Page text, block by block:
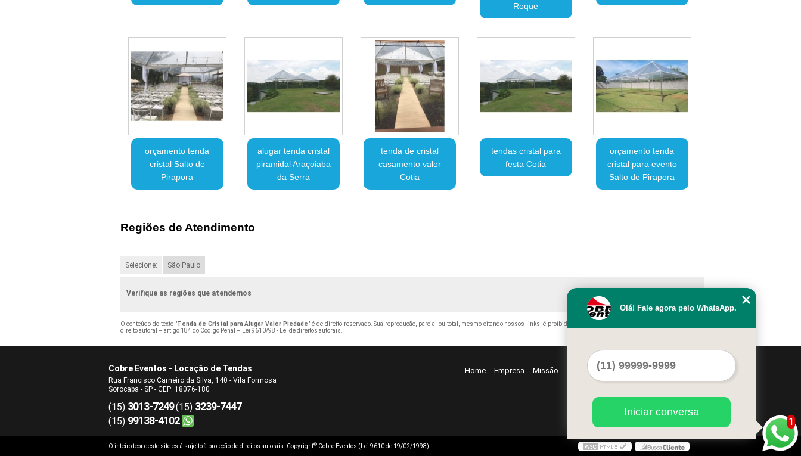
Roque
orçamento tenda
cristal Salto de
Pirapora
alugar tenda cristal
piramidal Araçoiaba
da Serra
tenda de cristal
casamento valor
Cotia
tendas cristal para
festa Cotia
orçamento tenda
cristal para evento
Salto de Pirapora
Regiões de Atendimento
Selecione: São Paulo
Verifique as regiões que atendemos
O conteúdo do texto "Tenda de Cristal para Alugar Valor Piedade" é de direito reservado. Sua reprodução, parcial ou total, mesmo citando nossos links, é proibida sem a autorização do autor. Crime de violação de
direito autoral – artigo 184 do Código Penal – Lei 9610/98 - Lei de direitos autorais.
Cobre Eventos - Locação de Tendas
Rua Francisco Carneiro da Silva, 140 - Vila Formosa
Sorocaba - SP - CEP: 18076-180
(15) 3013-7249(15) 3239-7447
(15) 99138-4102
Home Empresa Missão Serviços Contato Mapa do site
O inteiro teor deste site está sujeito à proteção de direitos autorais. Copyright© Cobre Eventos (Lei 9610 de 19/02/1998)
1
Olá! Fale agora pelo WhatsApp.
Iniciar conversa